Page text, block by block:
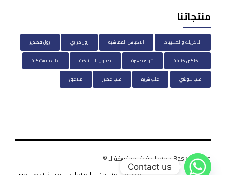
منتجاتنا
الاكريلك والخشبيات الاكياس القماشية رول حراري رول قصدير
سكاكين كنافة شوك صغيرة صحون بلاستيكية علب بلاستيكية
علب سوشي علب شيرة علب عصير ملاعق
BasketHouse جميع الحقوق محفوظة لـ ©
Contact us